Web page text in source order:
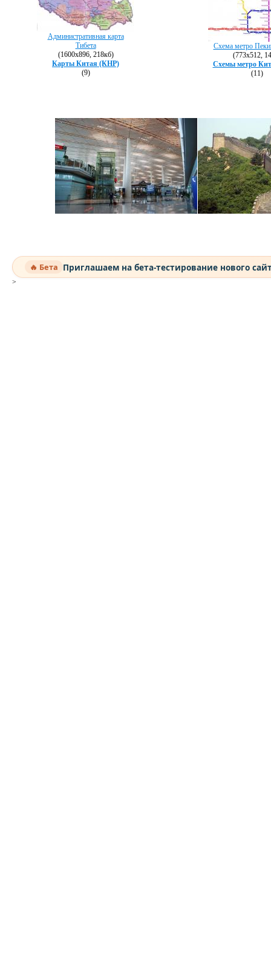
Административная карта
Тибета
(1600х896, 218кб)
Карты Китая (КНР)
(9)
Схема метро
(773х512,
Схемы метро
(11)
🔥 Бета Приглашаем на бета-тестирование нового
>